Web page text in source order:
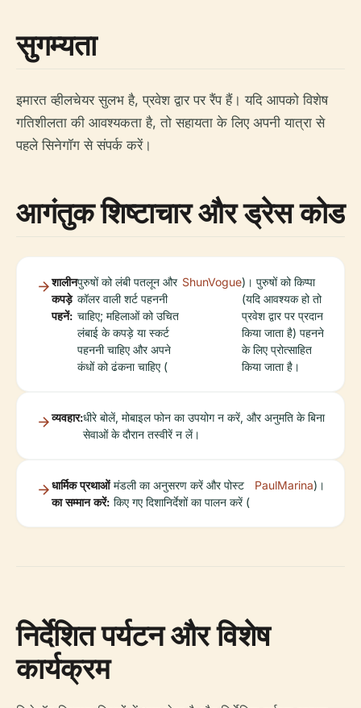
सुगम्यता
इमारत व्हीलचेयर सुलभ है, प्रवेश द्वार पर रैंप हैं। यदि आपको विशेष
गतिशीलता की आवश्यकता है, तो सहायता के लिए अपनी यात्रा से
पहले सिनेगॉग से संपर्क करें।
आगंतुक शिष्टाचार और ड्रेस कोड
शालीन
कपड़े
पहनें:
पुरुषों को लंबी पतलून और
कॉलर वाली शर्ट पहननी
चाहिए; महिलाओं को उचित
लंबाई के कपड़े या स्कर्ट
पहननी चाहिए और अपने
कंधों को ढंकना चाहिए (
ShunVogue)। पुरुषों को किप्पा
(यदि आवश्यक हो तो
प्रवेश द्वार पर प्रदान
किया जाता है) पहनने
के लिए प्रोत्साहित
किया जाता है।
व्यवहार:धीरे बोलें, मोबाइल फोन का उपयोग न करें, और अनुमति के बिना
सेवाओं के दौरान तस्वीरें न लें।
धार्मिक प्रथाओं
का सम्मान करें:
मंडली का अनुसरण करें और पोस्ट
किए गए दिशानिर्देशों का पालन करें (
PaulMarina)।
निर्देशित पर्यटन और विशेष
कार्यक्रम